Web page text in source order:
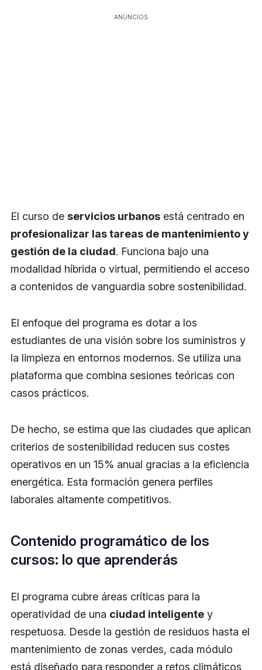
ANUNCIOS
El curso de servicios urbanos está centrado en
profesionalizar las tareas de mantenimiento y
gestión de la ciudad. Funciona bajo una
modalidad híbrida o virtual, permitiendo el acceso
a contenidos de vanguardia sobre sostenibilidad.
El enfoque del programa es dotar a los
estudiantes de una visión sobre los suministros y
la limpieza en entornos modernos. Se utiliza una
plataforma que combina sesiones teóricas con
casos prácticos.
De hecho, se estima que las ciudades que aplican
criterios de sostenibilidad reducen sus costes
operativos en un 15% anual gracias a la eficiencia
energética. Esta formación genera perfiles
laborales altamente competitivos.
Contenido programático de los
cursos: lo que aprenderás
El programa cubre áreas críticas para la
operatividad de una ciudad inteligente y
respetuosa. Desde la gestión de residuos hasta el
mantenimiento de zonas verdes, cada módulo
está diseñado para responder a retos climáticos